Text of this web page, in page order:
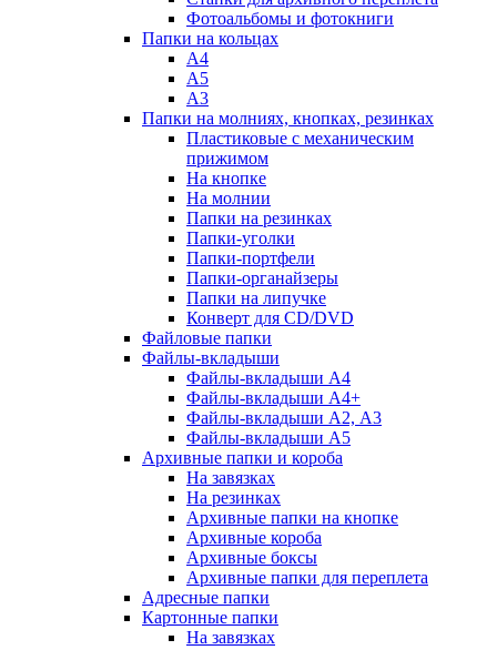
Фотоальбомы и фотокниги
Папки на кольцах
А4
А5
А3
Папки на молниях, кнопках, резинках
Пластиковые с механическим
прижимом
На кнопке
На молнии
Папки на резинках
Папки-уголки
Папки-портфели
Папки-органайзеры
Папки на липучке
Конверт для CD/DVD
Файловые папки
Файлы-вкладыши
Файлы-вкладыши А4
Файлы-вкладыши А4+
Файлы-вкладыши А2, А3
Файлы-вкладыши А5
Архивные папки и короба
На завязках
На резинках
Архивные папки на кнопке
Архивные короба
Архивные боксы
Архивные папки для переплета
Адресные папки
Картонные папки
На завязках